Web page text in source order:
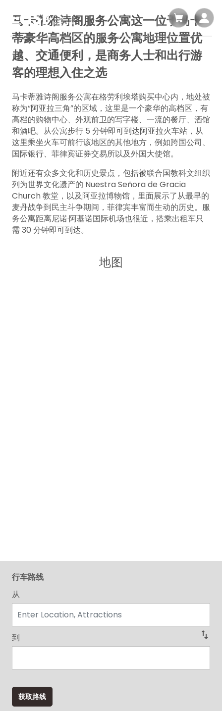
马卡蒂雅诗阁服务公寓这一位于马卡
蒂豪华高档区的服务公寓地理位置优
越、交通便利，是商务人士和出行游
客的理想入住之选
马卡蒂雅诗阁服务公寓在格劳利埃塔购买中心内，地处被
称为“阿亚拉三角”的区域，这里是一个豪华的高档区，有
高档的购物中心、外观前卫的写字楼、一流的餐厅、酒馆
和酒吧。从公寓步行 5 分钟即可到达阿亚拉火车站，从
这里乘坐火车可前行该地区的其他地方，例如跨国公司、
国际银行、菲律宾证券交易所以及外国大使馆。
附近还有众多文化和历史景点，包括被联合国教科文组织
列为世界文化遗产的 Nuestra Señora de Gracia
Church 教堂，以及阿亚拉博物馆，里面展示了从最早的
麦丹战争到民主斗争期间，菲律宾丰富而生动的历史。服
务公寓距离尼诺·阿基诺国际机场也很近，搭乘出租车只
需 30 分钟即可到达。
地图
行车路线
从
到 swap_vert
获取路线